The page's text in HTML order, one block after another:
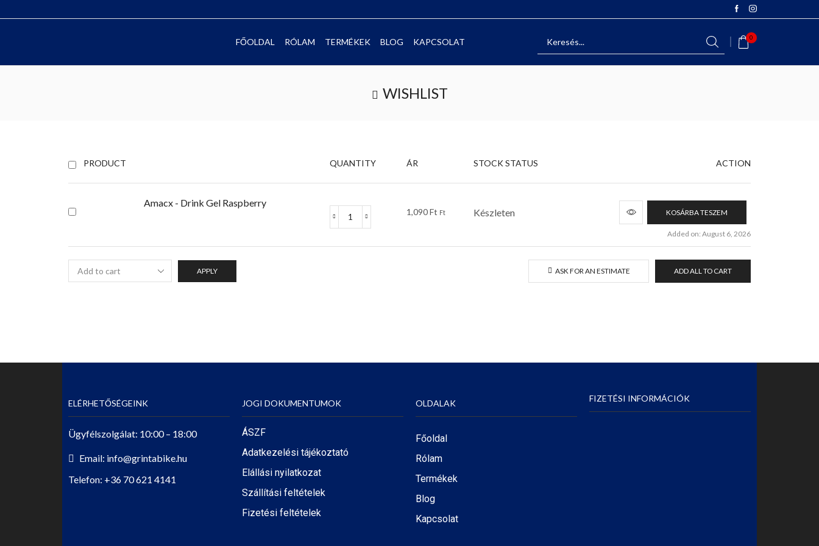
FŐOLDAL RÓLAM TERMÉKEK BLOG KAPCSOLAT 0
WISHLIST
PRODUCT QUANTITY ÁR STOCK STATUS ACTION
Amacx - Drink Gel Raspberry
1,090Ft Ft Készleten KOSÁRBA TESZEM
Added on: August 6, 2026
APPLY ASK FOR AN ESTIMATE ADD ALL TO CART
ELÉRHETŐSÉGEINK
Ügyfélszolgálat: 10:00 – 18:00
Email: info@grintabike.hu
Telefon: +36 70 621 4141
JOGI DOKUMENTUMOK
ÁSZF
Adatkezelési tájékoztató
Elállási nyilatkozat
Szállítási feltételek
Fizetési feltételek
OLDALAK
Főoldal
Rólam
Termékek
Blog
Kapcsolat
FIZETÉSI INFORMÁCIÓK